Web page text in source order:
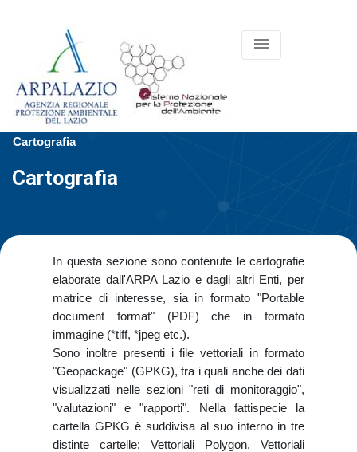
menu
Cartografia
Cartografia
In questa sezione sono contenute le cartografie
elaborate dall'ARPA Lazio e dagli altri Enti, per
matrice di interesse, sia in formato "Portable
document format" (PDF) che in formato
immagine (*tiff, *jpeg etc.).
Sono inoltre presenti i file vettoriali in formato
"Geopackage" (GPKG), tra i quali anche dei dati
visualizzati nelle sezioni "reti di monitoraggio",
"valutazioni" e "rapporti". Nella fattispecie la
cartella GPKG è suddivisa al suo interno in tre
distinte cartelle: Vettoriali Polygon, Vettoriali